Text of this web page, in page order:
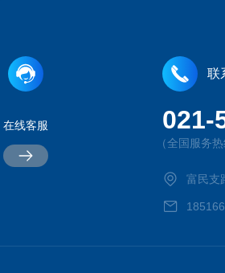
在线客服
联
021-
（全国服务热
富民支